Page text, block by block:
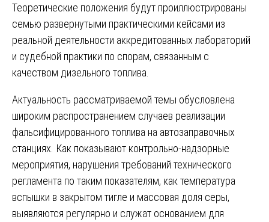
Теоретические положения будут проиллюстрированы
семью развернутыми практическими кейсами из
реальной деятельности аккредитованных лабораторий
и судебной практики по спорам, связанным с
качеством дизельного топлива.
Актуальность рассматриваемой темы обусловлена
широким распространением случаев реализации
фальсифицированного топлива на автозаправочных
станциях. Как показывают контрольно-надзорные
мероприятия, нарушения требований технического
регламента по таким показателям, как температура
вспышки в закрытом тигле и массовая доля серы,
выявляются регулярно и служат основанием для